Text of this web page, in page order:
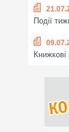
Події